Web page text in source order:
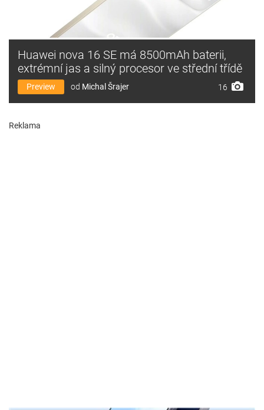
Huawei nova 16 SE má 8500mAh baterii,
extrémní jas a silný procesor ve střední třídě
Preview od Michal Šrajer 16
Reklama